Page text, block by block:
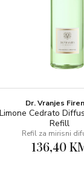
ljubičice,
koje je Rosso
crnih vina
Dr. Vranjes
Limone Cedrato
Refill
Refil za mirisni
136,40